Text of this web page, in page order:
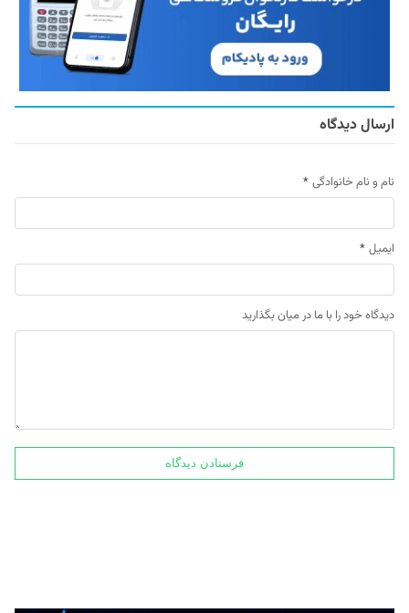
ارسال دیدگاه
نام و نام خانوادگی *
ایمیل *
دیدگاه خود را با ما در میان بگذارید